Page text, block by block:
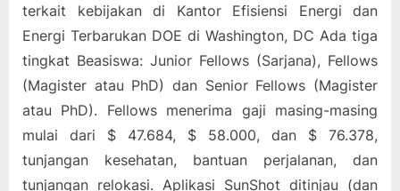
terkait kebijakan di Kantor Efisiensi Energi dan
Energi Terbarukan DOE di Washington, DC Ada tiga
tingkat Beasiswa: Junior Fellows (Sarjana), Fellows
(Magister atau PhD) dan Senior Fellows (Magister
atau PhD). Fellows menerima gaji masing-masing
mulai dari $ 47.684, $ 58.000, dan $ 76.378,
tunjangan kesehatan, bantuan perjalanan, dan
tunjangan relokasi. Aplikasi SunShot ditinjau (dan